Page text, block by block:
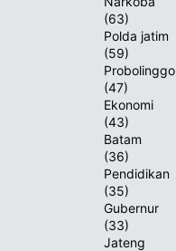
(63)
Polda jatim
(59)
Probolinggo
(47)
Ekonomi
(43)
Batam
(36)
Pendidikan
(35)
Gubernur
(33)
Jateng